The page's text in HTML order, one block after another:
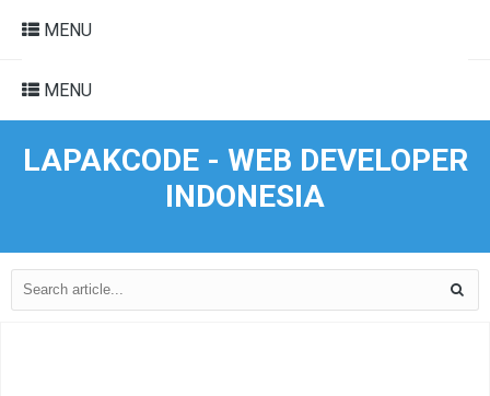
MENU
MENU
LAPAKCODE - WEB DEVELOPER
INDONESIA